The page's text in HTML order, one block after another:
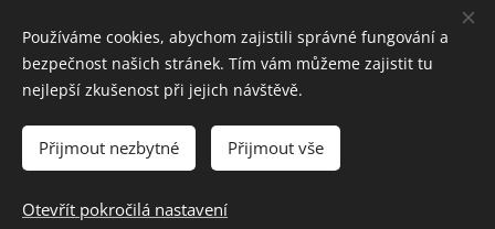
Share
© 2023
Používáme cookies, abychom zajistili správné fungování a
bezpečnost našich stránek. Tím vám můžeme zajistit tu
nejlepší zkušenost při jejich návštěvě.
Přijmout nezbytné Přijmout vše
Otevřít pokročilá nastavení